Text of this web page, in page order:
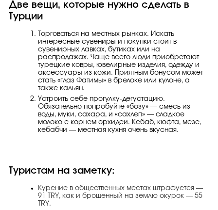
Две вещи, которые нужно сделать в
Турции
Торговаться на местных рынках. Искать
интересные сувениры и покупки стоит в
сувенирных лавках, бутиках или на
распродажах. Чаще всего люди приобретают
турецкие ковры, ювелирные изделия, одежду и
аксессуары из кожи. Приятным бонусом может
стать «глаз Фатимы» в брелоке или кулоне, а
также кальян.
Устроить себе прогулку-дегустацию.
Обязательно попробуйте «бозу» — смесь из
воды, муки, сахара, и «сахлеп» — сладкое
молоко с корнем орхидеи. Кебаб, кюфта, мезе,
кебабчи — местная кухня очень вкусная.
Туристам на заметку:
Курение в общественных местах штрафуется —
91 TRY, как и брошенный на землю окурок — 55
TRY.